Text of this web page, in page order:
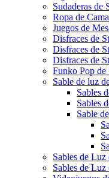
Sudaderas de
Ropa de
Juegos de
Disfraces de
Disfraces de
Disfraces de
Funko Pop de
Sable de luz
Sables
Sables
Sable
Sables de
Sables de Luz